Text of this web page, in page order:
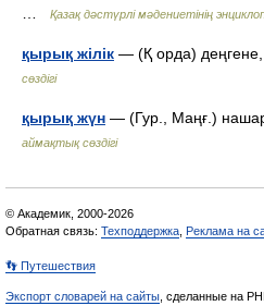
Қазақ дәстүрлі мәдениетінің
қырық жілік — (Қ орда)
сөздігі
қырық жүн — (Гур., Маңғ.)
аймақтық сөздігі
© Академик, 2000-2026
Обратная связь: Техподдержка Реклама на
👣 Путешествия
Экспорт словарей на сайты , сделанные на